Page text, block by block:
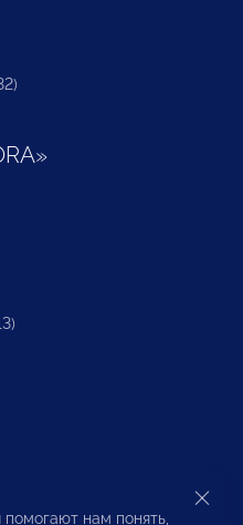
»
нам понять,